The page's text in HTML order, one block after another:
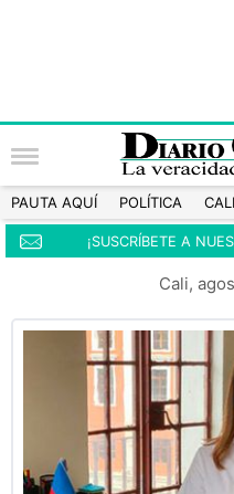
PAUTA AQUÍ POLÍTICA CALI
¡SUSCRÍBETE A
Cali,